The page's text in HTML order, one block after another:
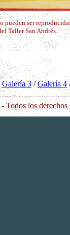
pueden ser
Taller San Andrés.
Galería 3/Galería 4
los derechos